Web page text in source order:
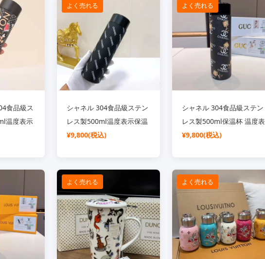
食品級ス
温度表示
よく売れる
シャネル 304食品級ステン
レス製500ml温度表示保温
杯
¥9,800(税込)
よく売れる
シャネル 304食品級ステン
レス製500ml保温杯 温度表
示機能付き
¥9,800(税込)
よく売れる よく売れる